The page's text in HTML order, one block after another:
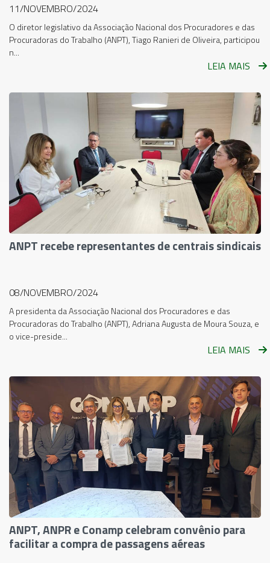
11/NOVEMBRO/2024
O diretor legislativo da Associação Nacional dos Procuradores e das
Procuradoras do Trabalho (ANPT), Tiago Ranieri de Oliveira, participou
n...
LEIA MAIS
ANPT recebe representantes de centrais sindicais
08/NOVEMBRO/2024
A presidenta da Associação Nacional dos Procuradores e das
Procuradoras do Trabalho (ANPT), Adriana Augusta de Moura Souza, e
o vice-preside...
LEIA MAIS
ANPT, ANPR e Conamp celebram convênio para
facilitar a compra de passagens aéreas